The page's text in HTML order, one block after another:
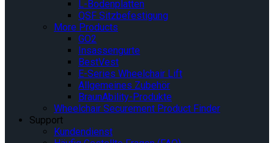
L-Bodenplatten
QSF Sitzbefestigung
More Products
GO2
Insassengurte
BestVest
E-Series Wheelchair Lift
Allgemeines Zubehör
BraunAbility-Produkte
Wheelchair Securement Product Finder
Support
Kundendienst